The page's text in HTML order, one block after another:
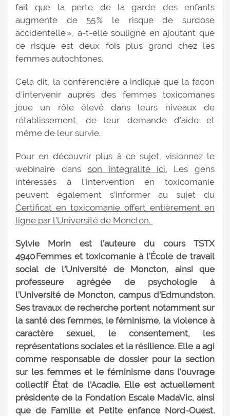
fait que la perte de la garde des enfants
augmente de 55 % le risque de surdose
accidentelle », a-t-elle souligné en ajoutant que
ce risque est deux fois plus grand chez les
femmes autochtones.
Cela dit, la conférencière a indiqué que la façon
d’intervenir auprès des femmes toxicomanes
joue un rôle élevé dans leurs niveaux de
rétablissement, de leur demande d’aide et
même de leur survie.
Pour en découvrir plus à ce sujet, visionnez le
webinaire dans son intégralité ici. Les gens
intéressés à l’intervention en toxicomanie
peuvent également s’informer au sujet du
Certificat en toxicomanie offert entièrement en
ligne par l’Université de Moncton.
Sylvie Morin est l’auteure du cours TSTX
4940 Femmes et toxicomanie à l’École de travail
social de l’Université de Moncton, ainsi que
professeure agrégée de psychologie à
l’Université de Moncton, campus d’Edmundston.
Ses travaux de recherche portent notamment sur
la santé des femmes, le féminisme, la violence à
caractère sexuel, le consentement, les
représentations sociales et la résilience. Elle a agi
comme responsable de dossier pour la section
sur les femmes et le féminisme dans l’ouvrage
collectif État de l’Acadie. Elle est actuellement
présidente de la Fondation Escale MadaVic, ainsi
que de Famille et Petite enfance Nord-Ouest.